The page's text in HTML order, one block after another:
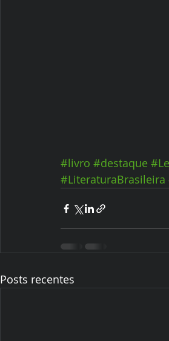
#livro #destaque
#LiteraturaBrasileira
Posts recentes